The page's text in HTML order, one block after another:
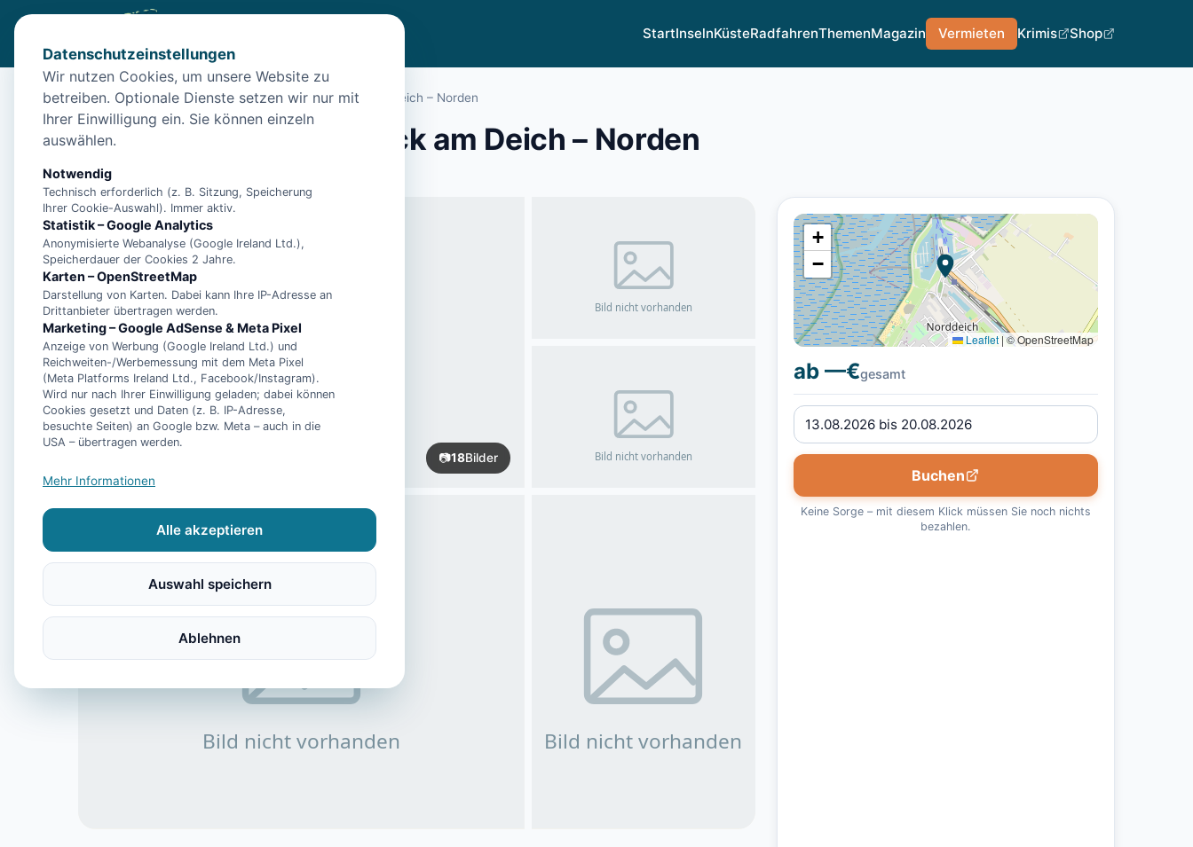
StartInselnKüsteRadfahrenThemenMagazin Vermieten Krimis Shop
Start Unterkünfte Norden/Apartment Friesenglück am Deich – Norden
Apartment Friesenglück am Deich – Norden
26506 Norden
📷18Bilder
+
−
Leaflet |© OpenStreetMap
ab —€gesamt
Buchen
Keine Sorge – mit diesem Klick müssen Sie noch nichts
bezahlen.
Datenschutzeinstellungen
Wir nutzen Cookies, um unsere Website zu
betreiben. Optionale Dienste setzen wir nur mit
Ihrer Einwilligung ein. Sie können einzeln
auswählen.
Notwendig
Technisch erforderlich (z. B. Sitzung, Speicherung
Ihrer Cookie-Auswahl). Immer aktiv.
Statistik – Google Analytics
Anonymisierte Webanalyse (Google Ireland Ltd.),
Speicherdauer der Cookies 2 Jahre.
Karten – OpenStreetMap
Darstellung von Karten. Dabei kann Ihre IP-Adresse an
Drittanbieter übertragen werden.
Marketing – Google AdSense & Meta Pixel
Anzeige von Werbung (Google Ireland Ltd.) und
Reichweiten-/Werbemessung mit dem Meta Pixel
(Meta Platforms Ireland Ltd., Facebook/Instagram).
Wird nur nach Ihrer Einwilligung geladen; dabei können
Cookies gesetzt und Daten (z. B. IP-Adresse,
besuchte Seiten) an Google bzw. Meta – auch in die
USA – übertragen werden.
Mehr Informationen
Alle akzeptieren
Auswahl speichern
Ablehnen